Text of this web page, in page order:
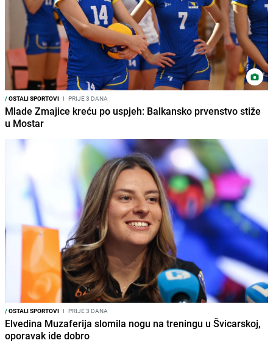
/OSTALI SPORTOVI I PRIJE 3 DANA
Mlade Zmajice kreću po uspjeh: Balkansko prvenstvo stiže
u Mostar
/OSTALI SPORTOVI I PRIJE 3 DANA
Elvedina Muzaferija slomila nogu na treningu u Švicarskoj,
oporavak ide dobro